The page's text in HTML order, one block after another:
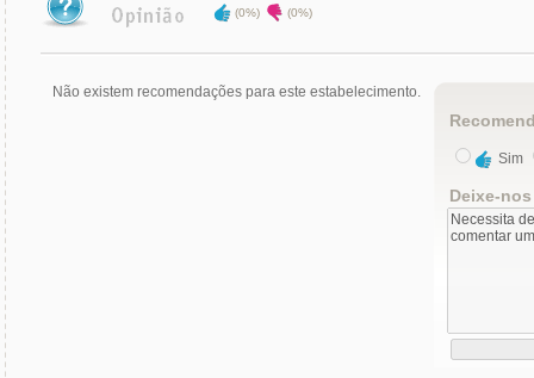
(0%) (0%)
Não existem recomendações para este estabelecimento.
Sim
Deixe-